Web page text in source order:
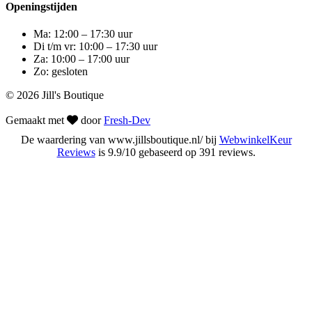
Openingstijden
Ma: 12:00 – 17:30 uur
Di t/m vr: 10:00 – 17:30 uur
Za: 10:00 – 17:00 uur
Zo: gesloten
© 2026 Jill's Boutique
Gemaakt met doorFresh-Dev
De waardering van www.jillsboutique.nl/ bij WebwinkelKeur
Reviewsis 9.9/10 gebaseerd op 391 reviews.